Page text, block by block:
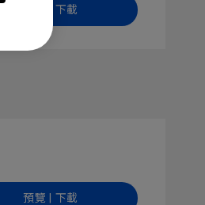
預覽 | 下載
預覽 | 下載